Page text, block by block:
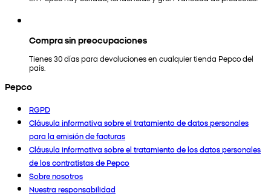
Compra sin preocupaciones
Tienes 30 días para devoluciones en cualquier tienda Pepco del
país.
Pepco
RGPD
Cláusula informativa sobre el tratamiento de datos personales
para la emisión de facturas
Cláusula informativa sobre el tratamiento de los datos personales
de los contratistas de Pepco
Sobre nosotros
Nuestra responsabilidad